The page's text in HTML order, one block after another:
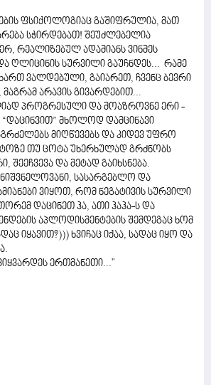
ფსიქოლოგიაც გაშიფრულია, მათ
სჭირდებათ! შეუძლებელია
რეალიზებულ ადამიანს ვინმეს
ღლიცინის სურვილი გაუჩნდეს... რამე
ვალდებული, გაიარეთ, ჩვენც ბევრი
არავის გივარდებით...
პროგრესული და მოაზროვნე ერი -
მხოლოდ დამცინავი
მიღწევებს და კიდევ უფრო
თუ ცოტა უხერხულად გრძნობს
შეეჩვევა და მეტად გაიხსნება.
სასარგებლო და
ვიყოთ, რომ ნეგატივის სურვილი
დაცინეთ ჰა, ათი ჰაჰა-ს და
აპლოდისმენტების შემდეგაც ხომ
იყავით?))) ხვიჩაც იქაა, სადაც იყო და
ერთმანეთი..."